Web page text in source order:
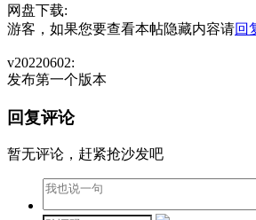
网盘下载:
游客，如果您要查看本帖隐藏内容请回
v20220602:
发布第一个版本
回复评论
暂无评论，赶紧抢沙发吧